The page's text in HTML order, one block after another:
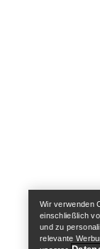
Wir verwenden
einschließlich
und zu
relevante